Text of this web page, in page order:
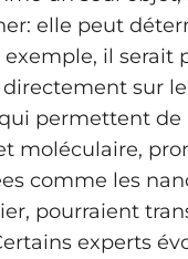
elle peut
il serait
sur
permettent
moléculaire,
comme les
pourraient
experts